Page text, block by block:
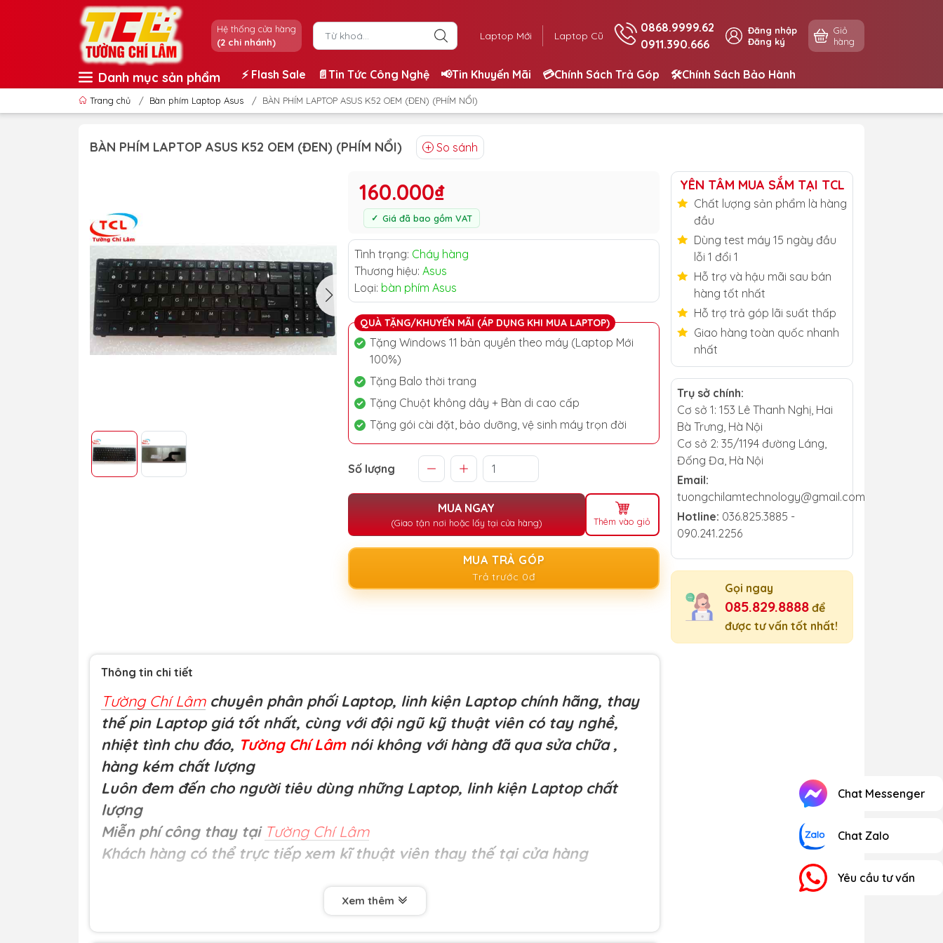
Hệ thống cửa hàng
(2 chi nhánh)
Laptop Mới Laptop Cũ
0868.9999.62
0911.390.666
Đăng nhập
Đăng ký
Giỏ
hàng
Danh mục sản phẩm ⚡️ Flash Sale 📄Tin Tức Công Nghệ 📢Tin Khuyến Mãi 💳Chính Sách Trả Góp 🛠️Chính Sách Bảo Hành
Trang chủ / Bàn phím Laptop Asus / BÀN PHÍM LAPTOP ASUS K52 OEM (ĐEN) (PHÍM NỔI)
BÀN PHÍM LAPTOP ASUS K52 OEM (ĐEN) (PHÍM NỔI) So sánh
160.000₫
Giá đã bao gồm VAT
Tình trạng: Cháy hàng
Thương hiệu: Asus
Loại: bàn phím Asus
QUÀ TẶNG/KHUYẾN MÃI (ÁP DỤNG KHI MUA LAPTOP)
Tặng Windows 11 bản quyền theo máy (Laptop Mới
100%)
Tặng Balo thời trang
Tặng Chuột không dây + Bàn di cao cấp
Tặng gói cài đặt, bảo dưỡng, vệ sinh máy trọn đời
Số lượng
MUA NGAY
(Giao tận nơi hoặc lấy tại cửa hàng) Thêm vào giỏ
MUA TRẢ GÓP
Trả trước 0đ
YÊN TÂM MUA SẮM TẠI TCL
Chất lượng sản phẩm là hàng
đầu
Dùng test máy 15 ngày đầu
lỗi 1 đổi 1
Hỗ trợ và hậu mãi sau bán
hàng tốt nhất
Hỗ trợ trả góp lãi suất thấp
Giao hàng toàn quốc nhanh
nhất
Trụ sở chính:
Cơ sở 1: 153 Lê Thanh Nghị, Hai
Bà Trưng, Hà Nội
Cơ sở 2: 35/1194 đường Láng,
Đống Đa, Hà Nội
Email:
tuongchilamtechnology@gmail.com
Hotline: 036.825.3885 -
090.241.2256
Gọi ngay
085.829.8888 để
được tư vấn tốt nhất!
Thông tin chi tiết
Tường Chí Lâm chuyên phân phối Laptop, linh kiện Laptop chính hãng, thay
thế pin Laptop giá tốt nhất, cùng với đội ngũ kỹ thuật viên có tay nghề,
nhiệt tình chu đáo, Tường Chí Lâm nói không với hàng đã qua sửa chữa ,
hàng kém chất lượng
Luôn đem đến cho người tiêu dùng những Laptop, linh kiện Laptop chất
lượng
Miễn phí công thay tại Tường Chí Lâm
Khách hàng có thể trực tiếp xem kĩ thuật viên thay thế tại cửa hàng
Bàn phím laptop chất lượng cao- phím Asus
G73, G1, G2, A52, a52f, a52j, K53E, K53S, K53U, K53Z, K53BY, UX50V, U50A, U50F,
Xem thêm
Chat Messenger
Chat Zalo
Yêu cầu tư vấn